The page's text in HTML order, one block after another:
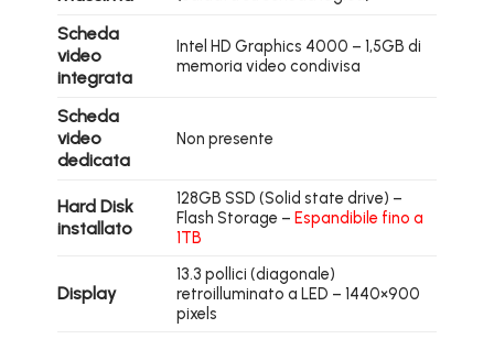
Scheda
video
integrata
Intel HD Graphics 4000 – 1,5GB di
memoria video condivisa
Scheda
video
dedicata
Non presente
Hard Disk
installato
128GB SSD (Solid state drive) –
Flash Storage – Espandibile fino a
1TB
Display
13.3 pollici (diagonale)
retroilluminato a LED – 1440×900
pixels